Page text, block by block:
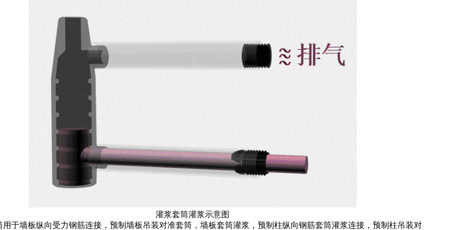
灌浆套筒灌浆示意图
用于墙板纵向受力钢筋连接，预制墙板吊装对准套筒，墙板套筒灌浆，预制柱纵向钢筋套筒灌浆连接，预制柱吊装对